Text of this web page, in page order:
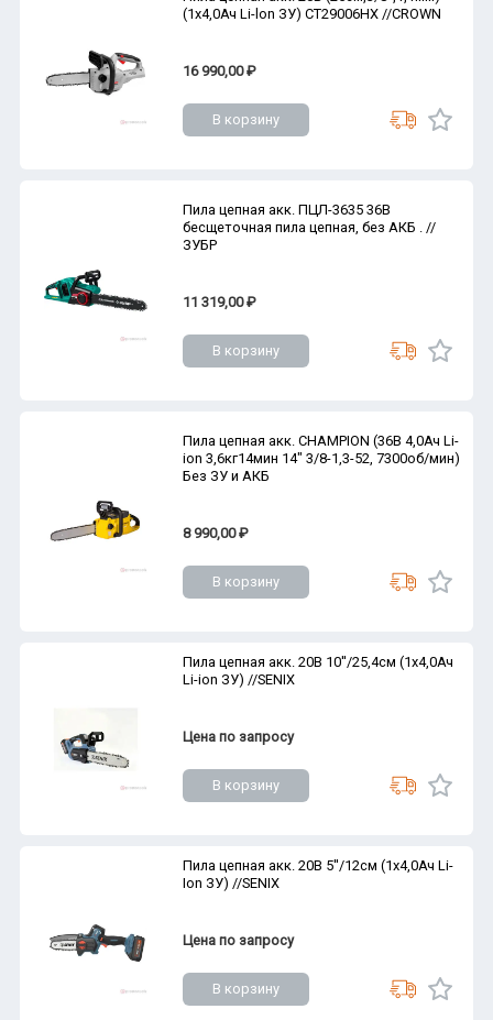
(1х4,0Ач Li-lon ЗУ) CT29006HX //CROWN
16 990,00 ₽
В корзину
Пила цепная акк. ПЦЛ-3635 36В
бесщеточная пила цепная, без АКБ . //
ЗУБР
11 319,00 ₽
В корзину
Пила цепная акк. CHAMPION (36В 4,0Ач Li-
ion 3,6кг14мин 14" 3/8-1,3-52, 7300об/мин)
Без ЗУ и АКБ
8 990,00 ₽
В корзину
Пила цепная акк. 20В 10''/25,4см (1х4,0Ач
Li-ion ЗУ) //SENIX
Цена по запросу
В корзину
Пила цепная акк. 20В 5''/12см (1х4,0Ач Li-
Ion ЗУ) //SENIX
Цена по запросу
В корзину